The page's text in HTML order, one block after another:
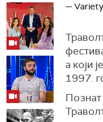
—
а који
1997.
Познат